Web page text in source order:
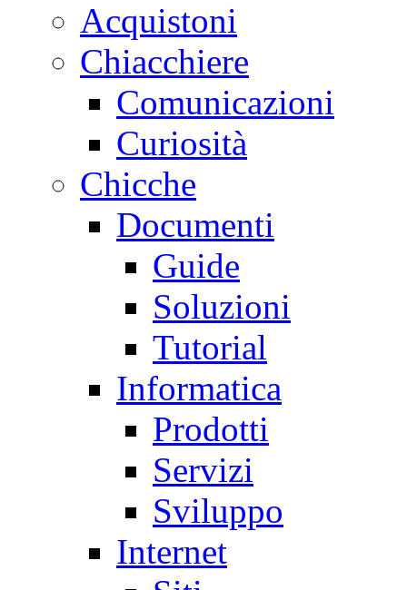
Acquistoni
Chiacchiere
Comunicazioni
Curiosità
Chicche
Documenti
Guide
Soluzioni
Tutorial
Informatica
Prodotti
Servizi
Sviluppo
Internet